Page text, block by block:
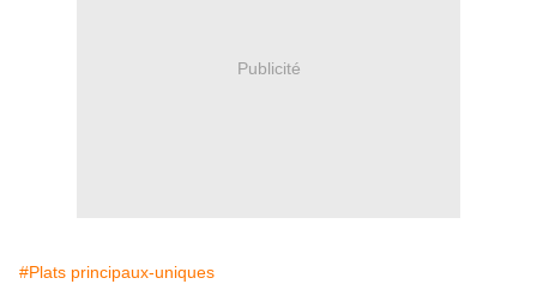
Publicité
#Plats principaux-uniques